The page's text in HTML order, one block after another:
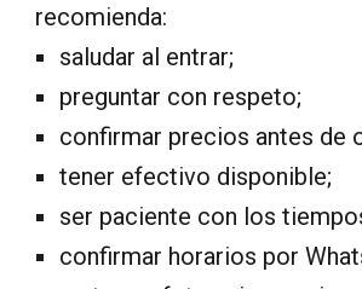
recomienda:
saludar al entrar;
preguntar con respeto;
confirmar precios antes de
tener efectivo disponible;
ser paciente con los
confirmar horarios por